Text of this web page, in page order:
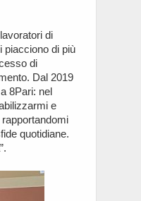
di
piacciono di più
di
Dal 2019
8Pari: nel
e
quotidiane.